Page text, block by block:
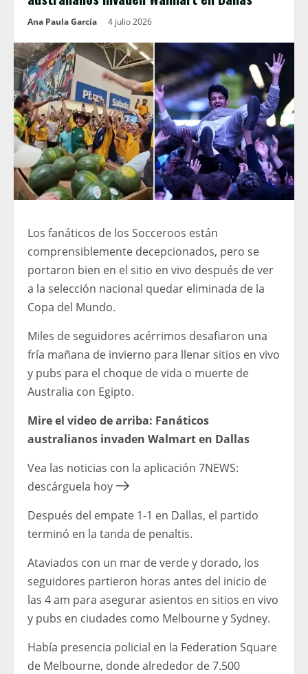
Ana Paula García 4 julio 2026
Los fanáticos de los Socceroos están
comprensiblemente decepcionados, pero se
portaron bien en el sitio en vivo después de ver
a la selección nacional quedar eliminada de la
Copa del Mundo.
Miles de seguidores acérrimos desafiaron una
fría mañana de invierno para llenar sitios en vivo
y pubs para el choque de vida o muerte de
Australia con Egipto.
Mire el video de arriba: Fanáticos
australianos invaden Walmart en Dallas
Vea las noticias con la aplicación 7NEWS:
descárguela hoy
Después del empate 1-1 en Dallas, el partido
terminó en la tanda de penaltis.
Ataviados con un mar de verde y dorado, los
seguidores partieron horas antes del inicio de
las 4 am para asegurar asientos en sitios en vivo
y pubs en ciudades como Melbourne y Sydney.
Había presencia policial en la Federation Square
de Melbourne, donde alrededor de 7.500